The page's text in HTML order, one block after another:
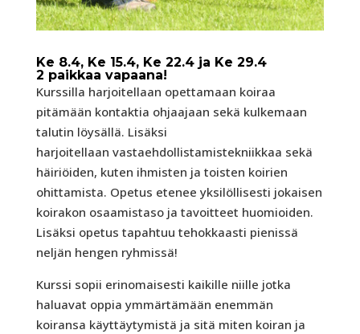
Ke 8.4, Ke 15.4, Ke 22.4 ja Ke 29.4
2 paikkaa vapaana!
Kurssilla harjoitellaan opettamaan koiraa
pitämään kontaktia ohjaajaan sekä kulkemaan
talutin löysällä. Lisäksi
harjoitellaan vastaehdollistamistekniikkaa sekä
häiriöiden, kuten ihmisten ja toisten koirien
ohittamista. Opetus etenee yksilöllisesti jokaisen
koirakon osaamistaso ja tavoitteet huomioiden.
Lisäksi opetus tapahtuu tehokkaasti pienissä
neljän hengen ryhmissä!
Kurssi sopii erinomaisesti kaikille niille jotka
haluavat oppia ymmärtämään enemmän
koiransa käyttäytymistä ja sitä miten koiran ja